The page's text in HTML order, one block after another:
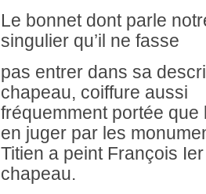
Le bonnet dont parle
singulier qu’il ne fasse
pas entrer dans sa
chapeau, coiffure aussi
fréquemment portée que
en juger par les
Titien a peint François
chapeau.